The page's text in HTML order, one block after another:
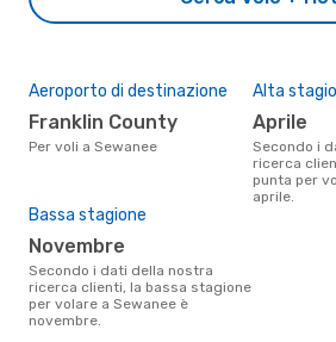
Aeroporto di destinazione
Franklin County
Per voli a Sewanee
Alta
aprile
Secondo i dati della nostra
ricerca
punta per
aprile.
Bassa stagione
novembre
Secondo i dati della nostra
ricerca clienti, la bassa stagione
per volare a Sewanee è
novembre.